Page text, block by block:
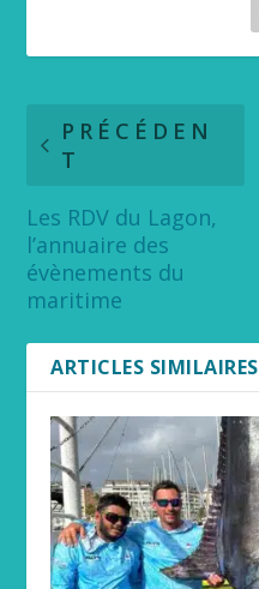
PRÉCÉDEN
T
Les RDV du Lagon,
l’annuaire des
évènements du
maritime
ARTICLES SIMILAIRES